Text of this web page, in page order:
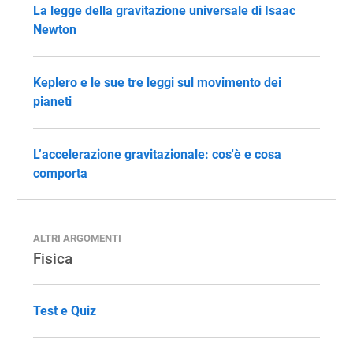
La legge della gravitazione universale di Isaac
Newton
Keplero e le sue tre leggi sul movimento dei
pianeti
L’accelerazione gravitazionale: cos'è e cosa
comporta
ALTRI ARGOMENTI
Fisica
Test e Quiz